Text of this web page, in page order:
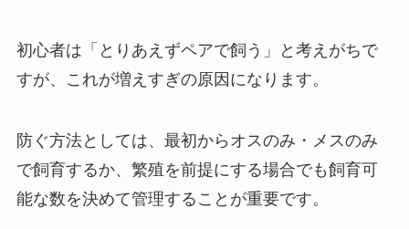
初心者は「とりあえずペアで飼う」と考えがちで
すが、これが増えすぎの原因になります。
防ぐ方法としては、最初からオスのみ・メスのみ
で飼育するか、繁殖を前提にする場合でも飼育可
能な数を決めて管理することが重要です。